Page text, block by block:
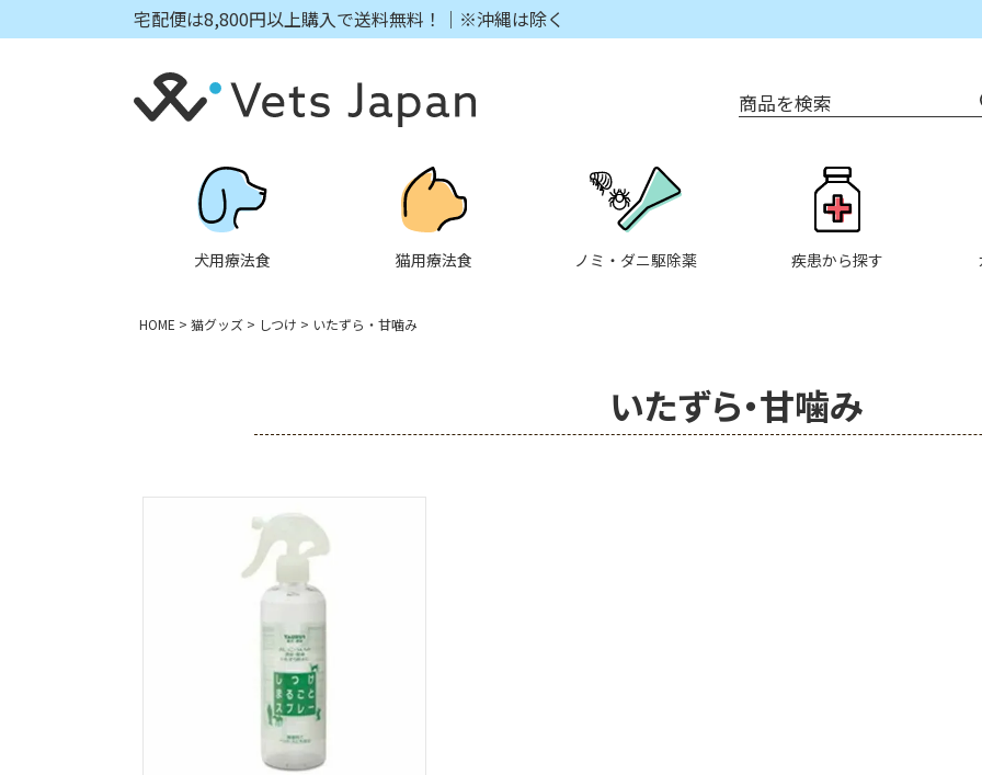
宅配便は8,800円以上購入で送料無料！｜※沖縄は除く
商品を検索
犬用療法食 猫用療法食 ノミ・ダニ駆除薬 疾患から探す
HOME 猫グッズ しつけ いたずら・甘噛み
いたずら・甘噛み